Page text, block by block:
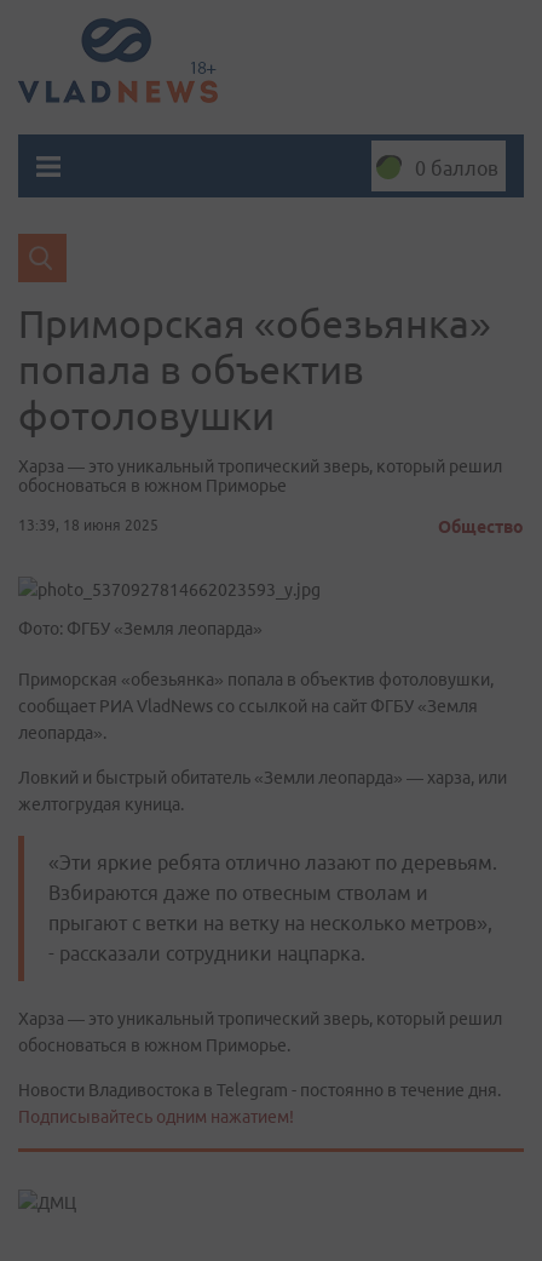
0 баллов
Приморская «обезьянка»
попала в объектив
фотоловушки
Харза — это уникальный тропический зверь, который решил
обосноваться в южном Приморье
13:39, 18 июня 2025 Общество
Фото: ФГБУ «Земля леопарда»
Приморская «обезьянка» попала в объектив фотоловушки,
сообщает РИА VladNews со ссылкой на сайт ФГБУ «Земля
леопарда».
Ловкий и быстрый обитатель «Земли леопарда» — харза, или
желтогрудая куница.
«Эти яркие ребята отлично лазают по деревьям.
Взбираются даже по отвесным стволам и
прыгают с ветки на ветку на несколько метров»,
- рассказали сотрудники нацпарка.
Харза — это уникальный тропический зверь, который решил
обосноваться в южном Приморье.
Новости Владивостока в Telegram - постоянно в течение дня.
Подписывайтесь одним нажатием!